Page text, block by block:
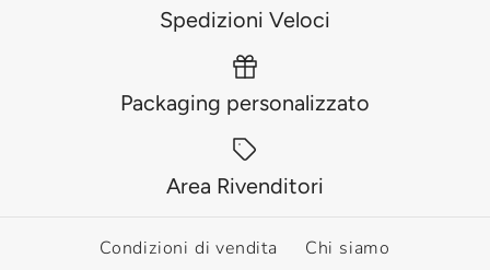
Spedizioni Veloci
Packaging personalizzato
Area Rivenditori
Condizioni di vendita Chi siamo